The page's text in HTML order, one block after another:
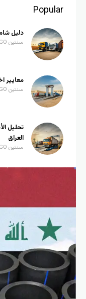
Popular
دليل
سنتين AGO
معايير
سنتين AGO
تحليل
العراق
سنتين AGO